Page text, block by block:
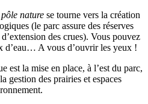
pôle nature se tourne vers la création
(le parc assure des réserves
des crues). Vous pouvez
d’eau… A vous d’ouvrir les yeux !
est la mise en place, à l’est du parc,
gestion des prairies et espaces